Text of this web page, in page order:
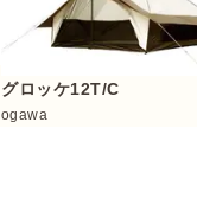
グロッケ12T/C
ogawa